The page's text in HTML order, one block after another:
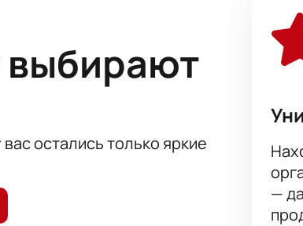
остались только яркие
—